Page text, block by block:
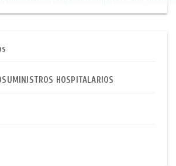
HOSPITALARIOS